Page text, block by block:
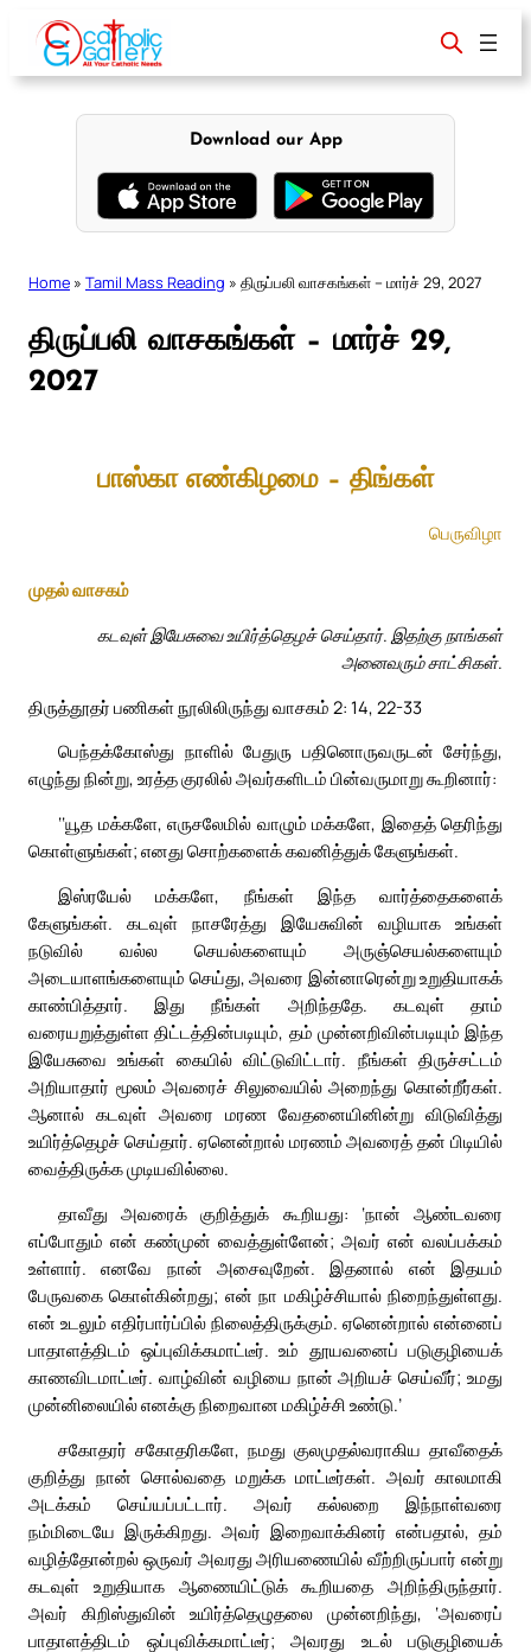
content
Download our App
Home » Tamil Mass Reading » திருப்பலி வாசகங்கள் – மார்ச் 29, 2027
திருப்பலி வாசகங்கள் – மார்ச் 29,
2027
பாஸ்கா எண்கிழமை – திங்கள்
பெருவிழா
முதல் வாசகம்
கடவுள் இயேசுவை உயிர்த்தெழச் செய்தார். இதற்கு நாங்கள்
அனைவரும் சாட்சிகள்.
திருத்தூதர் பணிகள் நூலிலிருந்து வாசகம் 2: 14, 22-33
பெந்தக்கோஸ்து நாளில் பேதுரு பதினொருவருடன் சேர்ந்து,
எழுந்து நின்று, உரத்த குரலில் அவர்களிடம் பின்வருமாறு கூறினார்:
‘‘யூத மக்களே, எருசலேமில் வாழும் மக்களே, இதைத் தெரிந்து
கொள்ளுங்கள்; எனது சொற்களைக் கவனித்துக் கேளுங்கள்.
இஸ்ரயேல் மக்களே, நீங்கள் இந்த வார்த்தைகளைக்
கேளுங்கள். கடவுள் நாசரேத்து இயேசுவின் வழியாக உங்கள்
நடுவில் வல்ல செயல்களையும் அருஞ்செயல்களையும்
அடையாளங்களையும் செய்து, அவரை இன்னாரென்று உறுதியாகக்
காண்பித்தார். இது நீங்கள் அறிந்ததே. கடவுள் தாம்
வரையறுத்துள்ள திட்டத்தின்படியும், தம் முன்னறிவின்படியும் இந்த
இயேசுவை உங்கள் கையில் விட்டுவிட்டார். நீங்கள் திருச்சட்டம்
அறியாதார் மூலம் அவரைச் சிலுவையில் அறைந்து கொன்றீர்கள்.
ஆனால் கடவுள் அவரை மரண வேதனையினின்று விடுவித்து
உயிர்த்தெழச் செய்தார். ஏனென்றால் மரணம் அவரைத் தன் பிடியில்
வைத்திருக்க முடியவில்லை.
தாவீது அவரைக் குறித்துக் கூறியது: ‘நான் ஆண்டவரை
எப்போதும் என் கண்முன் வைத்துள்ளேன்; அவர் என் வலப்பக்கம்
உள்ளார். எனவே நான் அசைவுறேன். இதனால் என் இதயம்
பேருவகை கொள்கின்றது; என் நா மகிழ்ச்சியால் நிறைந்துள்ளது.
என் உடலும் எதிர்பார்ப்பில் நிலைத்திருக்கும். ஏனென்றால் என்னைப்
பாதாளத்திடம் ஒப்புவிக்கமாட்டீர். உம் தூயவனைப் படுகுழியைக்
காணவிடமாட்டீர். வாழ்வின் வழியை நான் அறியச் செய்வீர்; உமது
முன்னிலையில் எனக்கு நிறைவான மகிழ்ச்சி உண்டு.’
சகோதரர் சகோதரிகளே, நமது குலமுதல்வராகிய தாவீதைக்
குறித்து நான் சொல்வதை மறுக்க மாட்டீர்கள். அவர் காலமாகி
அடக்கம் செய்யப்பட்டார். அவர் கல்லறை இந்நாள்வரை
நம்மிடையே இருக்கிறது. அவர் இறைவாக்கினர் என்பதால், தம்
வழித்தோன்றல் ஒருவர் அவரது அரியணையில் வீற்றிருப்பார் என்று
கடவுள் உறுதியாக ஆணையிட்டுக் கூறியதை அறிந்திருந்தார்.
அவர் கிறிஸ்துவின் உயிர்த்தெழுதலை முன்னறிந்து, ‘அவரைப்
பாதாளத்திடம் ஒப்புவிக்கமாட்டீர்; அவரது உடல் படுகுழியைக்